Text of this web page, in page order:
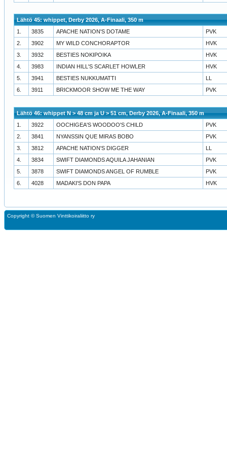
Lähtö 45: whippet, Derby 2026, A-Finaali, 350 m
1.
3835 APACHE NATION'S DOTAME
PVK
2.
3902 MY WILD CONCHORAPTOR
HVK
3.
3932 BESTIES NOKIPOIKA
HVK
4.
3983 INDIAN HILL'S SCARLET HOWLER
HVK
5.
3941 BESTIES NUKKUMATTI
LL
6.
3911 BRICKMOOR SHOW ME THE WAY PVK
Lähtö 46: whippet N > 48 cm ja U > 51 cm, Derby 2026, A-Finaali, 350 m
1.
3922 OOCHIGEA'S WOODOO'S CHILD
PVK
2.
3841 NYANSSIN QUE MIRAS BOBO
PVK
3.
3812 APACHE NATION'S DIGGER
LL
4.
3834 SWIFT DIAMONDS AQUILA JAHANIAN
PVK
5.
3878 SWIFT DIAMONDS ANGEL OF RUMBLE
PVK
6.
4028 MADAKI'S DON PAPA HVK
Copyright ©Suomen Vinttikoiraliitto ry